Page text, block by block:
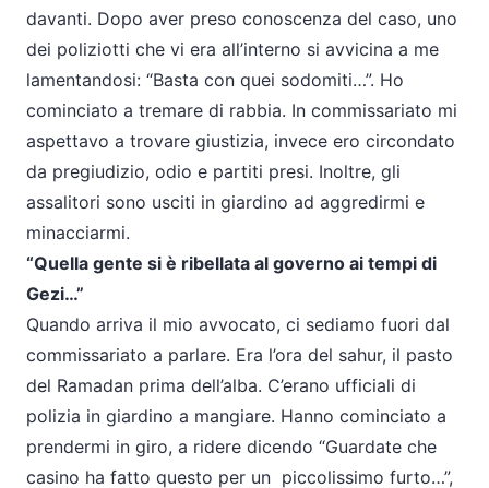
davanti. Dopo aver preso conoscenza del caso, uno
dei poliziotti che vi era all’interno si avvicina a me
lamentandosi: “Basta con quei sodomiti…”. Ho
cominciato a tremare di rabbia. In commissariato mi
aspettavo a trovare giustizia, invece ero circondato
da pregiudizio, odio e partiti presi. Inoltre, gli
assalitori sono usciti in giardino ad aggredirmi e
minacciarmi.
“Quella gente si è ribellata al governo ai tempi di
Gezi…”
Quando arriva il mio avvocato, ci sediamo fuori dal
commissariato a parlare. Era l’ora del sahur, il pasto
del Ramadan prima dell’alba. C’erano ufficiali di
polizia in giardino a mangiare. Hanno cominciato a
prendermi in giro, a ridere dicendo “Guardate che
casino ha fatto questo per un piccolissimo furto…”,